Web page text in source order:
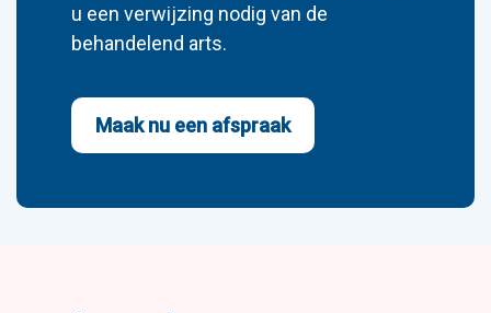
u een verwijzing nodig van de
behandelend arts.
Maak nu een afspraak